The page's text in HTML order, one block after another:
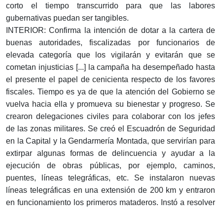
corto el tiempo transcurrido para que las labores
gubernativas puedan ser tangibles.
INTERIOR: Confirma la intención de dotar a la cartera de
buenas autoridades, fiscalizadas por funcionarios de
elevada categoría que los vigilarán y evitarán que se
cometan injusticias [...] la campaña ha desempeñado hasta
el presente el papel de cenicienta respecto de los favores
fiscales. Tiempo es ya de que la atención del Gobierno se
vuelva hacia ella y promueva su bienestar y progreso. Se
crearon delegaciones civiles para colaborar con los jefes
de las zonas militares. Se creó el Escuadrón de Seguridad
en la Capital y la Gendarmería Montada, que servirían para
extirpar algunas formas de delincuencia y ayudar a la
ejecución de obras públicas, por ejemplo, caminos,
puentes, líneas telegráficas, etc. Se instalaron nuevas
líneas telegráficas en una extensión de 200 km y entraron
en funcionamiento los primeros mataderos. Instó a resolver